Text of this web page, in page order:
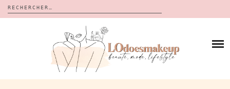
Rechercher :
CALENDRIERS DE L’AVENT
BON PLAN
À PROPOS